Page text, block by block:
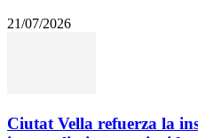
21/07/2026
Ciutat Vella refuerza la